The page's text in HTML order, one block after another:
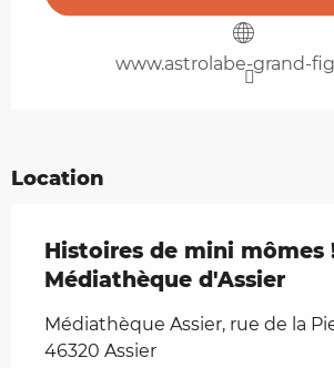
www.astrolabe-grand-
Location
Histoires de mini mômes
Médiathèque d'Assier
Médiathèque Assier, rue de la
46320 Assier